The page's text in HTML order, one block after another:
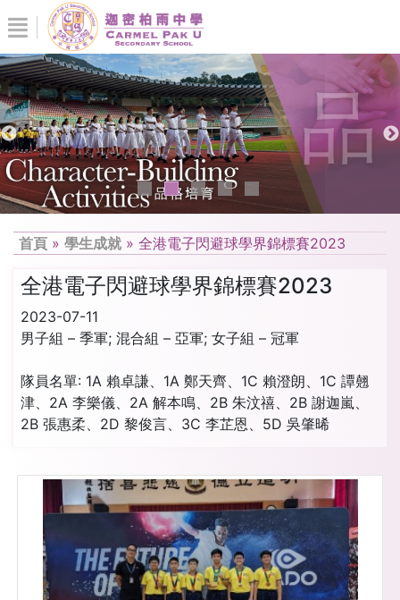
首頁 » 學生成就 » 全港電子閃避球學界錦標賽2023
全港電子閃避球學界錦標賽2023
2023-07-11
男子組 – 季軍; 混合組 – 亞軍; 女子組 – 冠軍
隊員名單: 1A 賴卓謙、1A 鄭天齊、1C 賴澄朗、1C 譚翹
津、2A 李樂儀、2A 解本鳴、2B 朱汶禧、2B 謝迦嵐、
2B 張惠柔、2D 黎俊言、3C 李芷恩、5D 吳肇晞